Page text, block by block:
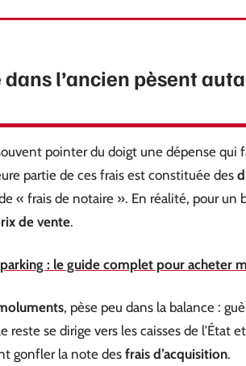
l’ancien pèsent
souvent pointer du doigt une dépense qui
partie de ces frais est constituée des
« frais de notaire ». En réalité, pour un
de vente.
: le guide complet pour acheter
, pèse peu dans la balance :
se dirige vers les caisses de l’État
gonfler la note desfrais d’acquisition.